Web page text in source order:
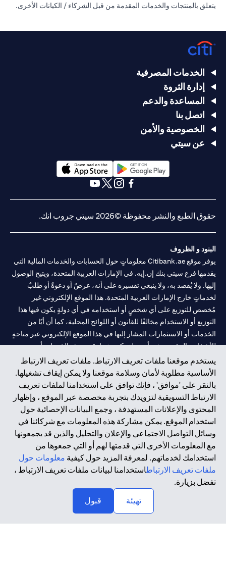
يتعلق بالمنتجات والخدمات المقدمة من قبل الشركاء / الكيانات الأخرى.
يستخدم موقعنا ملفات تعريف الارتباط. ملفات تعريف الارتباط
الأساسية مطلوبة لأمان وسلامة موقعنا ولا يمكن إيقاف تشغيلها.
بالنقر على 'موافق' ، فإنك توافق على استخدامنا لملفات تعريف
الارتباط التسويقية لتزويدك بتجربة مخصصة عبر الموقع ، وإظهار
المحتوى والإعلانات المستهدفة ، وجمع البيانات الإحصائية حول
استخدام الموقع. يمكن مشاركة هذه المعلومات مع شركائنا في
وسائل التواصل الاجتماعي والإعلان والتحليل والذين قد يجمعونها
مع المعلومات الأخرى التي قدمتها لهم أو التي جمعوها من
استخدامك لخدماتهم. لمعرفة المزيد حول كيفية معلومات حول
ملفات تعريف الارتباطاستخدامنا لبيانات ملفات تعريف الارتباط ،
تفضل بزيارة.
تهيئة
قبول
الخدمات المصرفية
إدارة الثروة
المساعدة والدعم
اتصل بنا
الخصوصية والأمن
عن سيتي
opens in a new tab
opens in a new tab
حقوق الطبع والنشر محفوظة ©2026 سيتي جروب انك.
البنود و الظروف
يوفر موقع Citibank.ae معلوماتٍ حول الحسابات والخدمات المالية التي
يقدمها فرع سيتي بنك إن.إيه. في الإمارات العربية المتحدة، ويتيح الوصول
إليها. ولا يُقصد به، ولا ينبغي تفسيره على أنه، عرضٌ أو دعوةٌ أو طلبٌ
لخدماتٍ خارج الإمارات العربية المتحدة. هذا الموقع الإلكتروني غير
مُخصص للتوزيع على أي شخصٍ أو استخدامه في أي دولةٍ يكون فيها هذا
التوزيع أو الاستخدام مخالفًا للقانون أو اللوائح المحلية، كما أن أيًا من
الخدمات أو الاستثمارات المشار إليها في هذا الموقع الإلكتروني غير متاحةٍ
للأشخاص المقيمين في أي دولةٍ يكون فيها تقديم هذه الخدمات أو
الاستثمارات مخالفًا للقانون أو اللوائح المحلية.
سيتي بنك هي علامة خدمة لشركة Citigroup Inc. أو .Citibank N.A ،
مستخدمة ومسجلة في جميع أنحاء العالم.
سيتي بنك إن. إيه. الإمارات مسجل لدى مصرف الإمارات المركزي تحت
أرقام التراخيص 202563 لفرع الوصل في دبي، 531989 لفرع مول
الإمارات في دبي، و CN-1002019 لفرع أبوظبي. هاتف: 4000 311 04.
فرع سيتي بنك إن إيه - الإمارات العربية المتحدة مرخص من مصرف
الإمارات العربية المتحدة المركزي كفرع لبنك أجنبي.
سيتي بنك إن إيه الإمارات العربية المتحدة مرخص من هيئة الأوراق المالية
والسلع في الإمارات العربية المتحدة ("SCA") للقيام بالنشاط المالي لـ أ)
الاستشارات المالية والتعريف والترويج بموجب ترخيص رقم
20200000097 ب) وسيط تداول في الأسواق الدولية بموجب ترخيص